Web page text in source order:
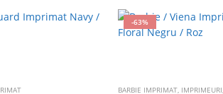
-63%
BARBIE IMPRIMAT, IMPRIMEURI,